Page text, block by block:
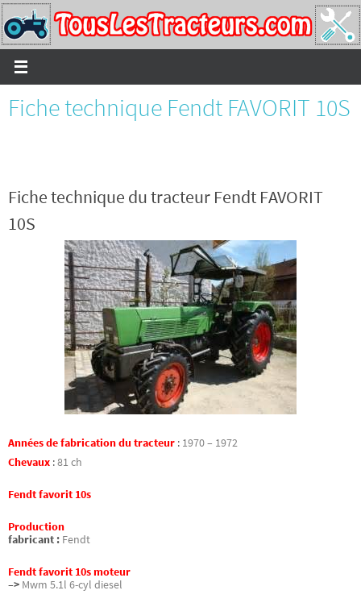
Passer
vers
le
contenu
Fiche technique Fendt FAVORIT 10S
Fiche technique du tracteur Fendt FAVORIT
10S
Années de fabrication du tracteur : 1970 – 1972
Chevaux :81 ch
Fendt favorit 10s
Production
fabricant : Fendt
Fendt favorit 10s moteur
–> Mwm 5.1l 6-cyl diesel